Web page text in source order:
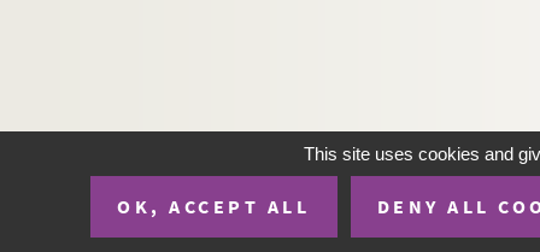
This site uses cookies and
OK, ACCEPT ALL DENY ALL